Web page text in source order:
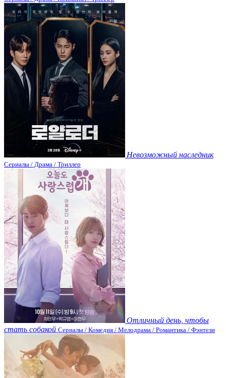
Невозможный наследник
Сериалы / Драма / Триллер
Отличный день, чтобы
стать собакой Сериалы / Комедия / Мелодрама / Романтика / Фэнтези